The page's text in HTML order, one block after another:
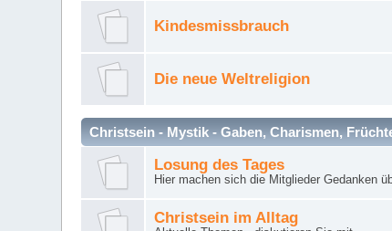
Kindesmissbrauch
Die neue Weltreligion
Christsein - Mystik - Gaben, Charismen,
Losung des Tages
Hier machen sich die Mitglieder Gedanken
Christsein im Alltag